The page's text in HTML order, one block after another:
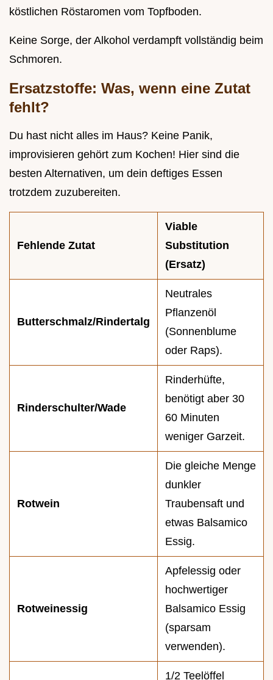
köstlichen Röstaromen vom Topfboden.
Keine Sorge, der Alkohol verdampft vollständig beim
Schmoren.
Ersatzstoffe: Was, wenn eine Zutat
fehlt?
Du hast nicht alles im Haus? Keine Panik,
improvisieren gehört zum Kochen! Hier sind die
besten Alternativen, um dein deftiges Essen
trotzdem zuzubereiten.
Fehlende Zutat
Viable
Substitution
(Ersatz)
Butterschmalz/Rindertalg
Neutrales
Pflanzenöl
(Sonnenblume
oder Raps).
Rinderschulter/Wade
Rinderhüfte,
benötigt aber 30
60 Minuten
weniger Garzeit.
Rotwein
Die gleiche Menge
dunkler
Traubensaft und
etwas Balsamico
Essig.
Rotweinessig
Apfelessig oder
hochwertiger
Balsamico Essig
(sparsam
verwenden).
1/2 Teelöffel